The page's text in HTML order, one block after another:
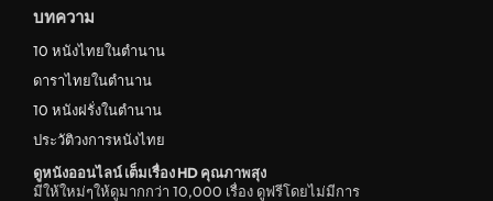
บทความ
10 หนังไทยในตำนาน
ดาราไทยในตำนาน
10 หนังฝรั่งในตำนาน
ประวัติวงการหนังไทย
ดูหนังออนไลน์ เต็มเรื่อง HD คุณภาพสุง
มีให้ใหม่ๆให้ดูมากกว่า 10,000 เรื่อง ดูฟรีโดยไม่มีการ